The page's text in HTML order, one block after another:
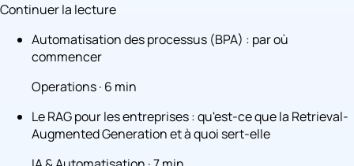
Continuer la lecture
Automatisation des processus (BPA) : par où
commencer
Operations · 6 min
Le RAG pour les entreprises : qu'est-ce que la Retrieval-
Augmented Generation et à quoi sert-elle